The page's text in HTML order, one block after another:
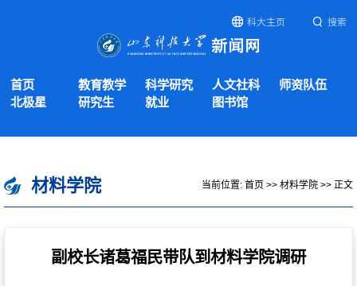
科大主页 搜索
首页 教育教学 科学研究 人文社科
师资队伍
北极星
研究生 就业 图书馆
材料学院 当前位置: 首页 >> 材料学院 >> 正文
副校长诸葛福民带队到材料学院调研